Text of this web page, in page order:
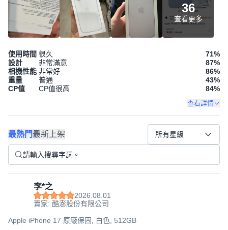
36
查看更多
使用時間 很久 71%
設計
非常滿意 87%
相機性能 非常好 86%
重量
普通 43%
CP值
CP值很高 84%
查看詳情
最熱門最新上架 所有星級
李*之
2026.08.01
賣家: 酷澎股份有限公司
Apple iPhone 17 原廠保固, 白色, 512GB